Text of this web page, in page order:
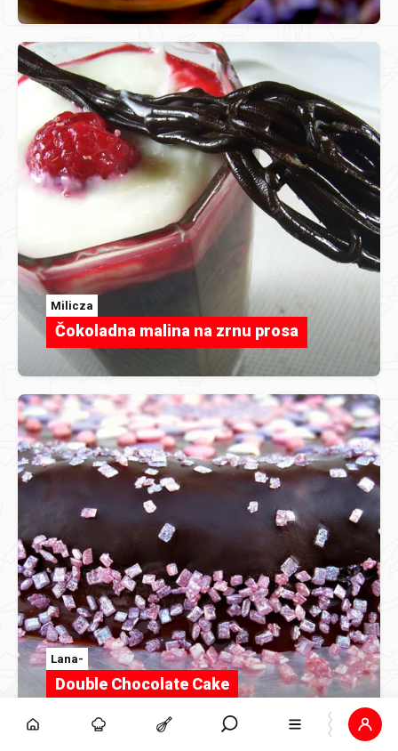
Milicza
Čokoladna malina na zrnu prosa
Lana-
Double Chocolate Cake